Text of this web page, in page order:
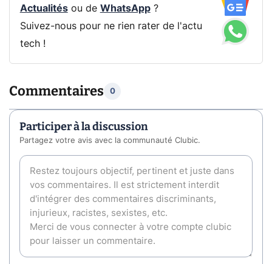
Actualitésou de WhatsApp?
Suivez-nous pour ne rien rater de l'actu
tech !
Commentaires 0
Participer à la discussion
Partagez votre avis avec la communauté Clubic.